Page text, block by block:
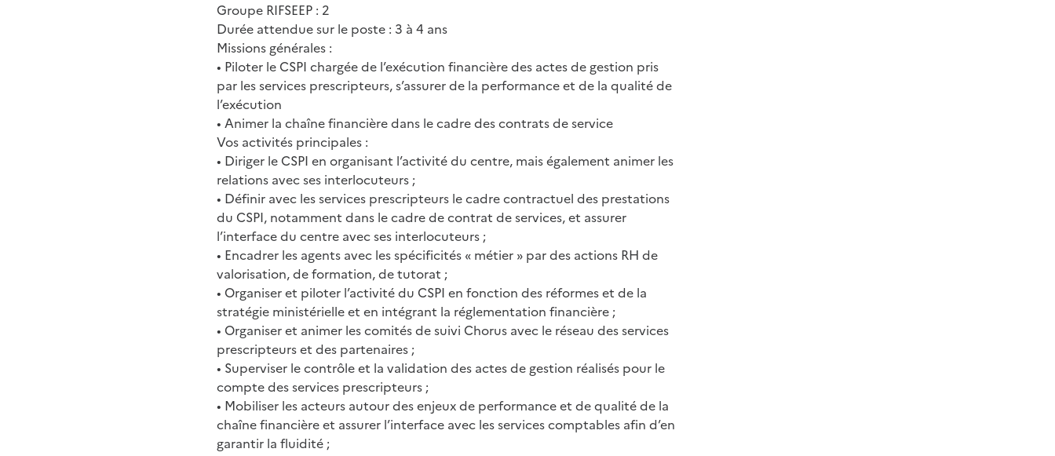
Groupe RIFSEEP : 2
Durée attendue sur le poste : 3 à 4 ans
Missions générales :
• Piloter le CSPI chargée de l’exécution financière des actes de gestion pris
par les services prescripteurs, s’assurer de la performance et de la qualité de
l’exécution
• Animer la chaîne financière dans le cadre des contrats de service
Vos activités principales :
• Diriger le CSPI en organisant l’activité du centre, mais également animer les
relations avec ses interlocuteurs ;
• Définir avec les services prescripteurs le cadre contractuel des prestations
du CSPI, notamment dans le cadre de contrat de services, et assurer
l’interface du centre avec ses interlocuteurs ;
• Encadrer les agents avec les spécificités « métier » par des actions RH de
valorisation, de formation, de tutorat ;
• Organiser et piloter l’activité du CSPI en fonction des réformes et de la
stratégie ministérielle et en intégrant la réglementation financière ;
• Organiser et animer les comités de suivi Chorus avec le réseau des services
prescripteurs et des partenaires ;
• Superviser le contrôle et la validation des actes de gestion réalisés pour le
compte des services prescripteurs ;
• Mobiliser les acteurs autour des enjeux de performance et de qualité de la
chaîne financière et assurer l’interface avec les services comptables afin d’en
garantir la fluidité ;